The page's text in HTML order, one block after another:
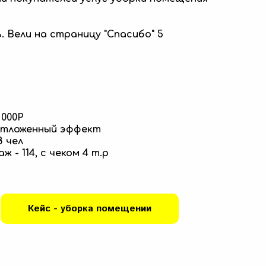
Кейс - уборка помещении
Вели на страницу "Спасибо" 5
эффект
чел
- 114, с чеком 4 т.р